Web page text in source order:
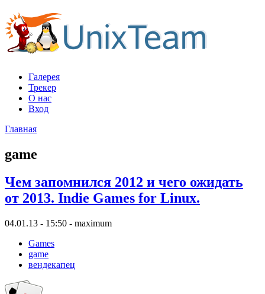
Галерея
Трекер
О нас
Вход
Главная
game
Чем запомнился 2012 и чего ожидать
от 2013. Indie Games for Linux.
04.01.13 - 15:50 - maximum
Games
game
вендекапец